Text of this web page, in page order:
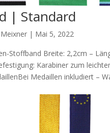
| Standard
| Mai 5, 2022
Stoffband Breite: 2,2cm –
Karabiner zum
Medaillen inkludiert –